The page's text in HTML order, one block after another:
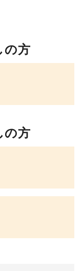
の方
の方